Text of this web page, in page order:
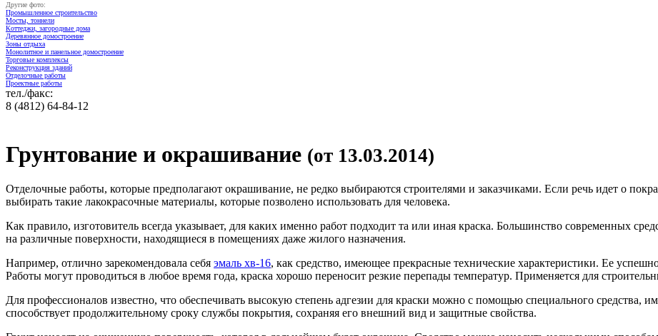
Другие фото:
Промышленное строительство
Мосты, тоннели
Коттеджи, загородные дома
Деревянное домостроение
Зоны отдыха
Монолитное и панельное домостроение
Торговые комплексы
Реконструкция зданий
Отделочные работы
Проектные работы
тел./факс:
8 (4812) 64-84-12
Грунтование и окрашивание (от 13.03.2014)
Отделочные работы, которые предполагают окрашивание, не редко выбираются строителями и заказчиками. Если речь идет о
выбирать такие лакокрасочные материалы, которые позволено использовать для человека.
Как правило, изготовитель всегда указывает, для каких именно работ подходит та или иная краска. Большинство современных
на различные поверхности, находящиеся в помещениях даже жилого назначения.
Например, отлично зарекомендовала себя эмаль хв-16, как средство, имеющее прекрасные технические характеристики. Ее
Работы могут проводиться в любое время года, краска хорошо переносит резкие перепады температур. Применяется для
Для профессионалов известно, что обеспечивать высокую степень адгезии для краски можно с помощью специального средства,
способствует продолжительному сроку службы покрытия, сохраняя его внешний вид и защитные свойства.